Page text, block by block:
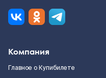
Компания
Главное о Купибилете